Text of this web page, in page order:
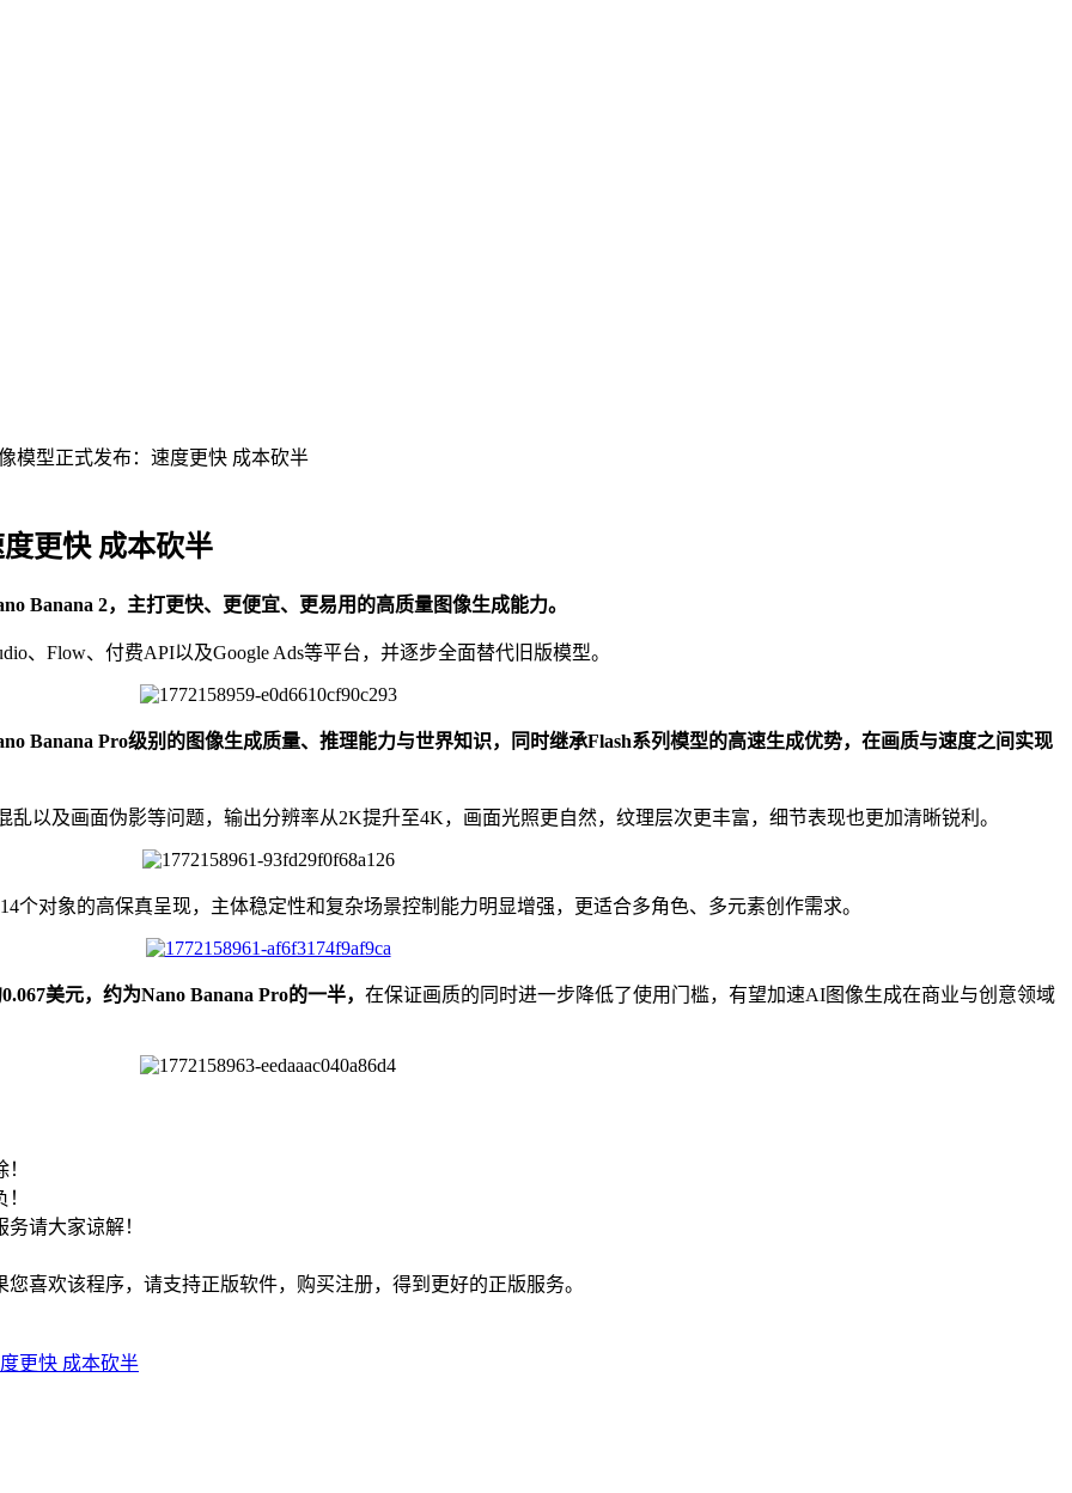
模型正式发布：速度更快 成本砍半
更快 成本砍半
Banana 2，主打更快、更便宜、更易用的高质量图像生成能力。
、Flow、付费API以及Google Ads等平台，并逐步全面替代旧版模型。
Banana Pro级别的图像生成质量、推理能力与世界知识，同时继承Flash系列模型的高速生成优势，在画质与速度之间实现
乱以及画面伪影等问题，输出分辨率从2K提升至4K，画面光照更自然，纹理层次更丰富，细节表现也更加清晰锐利。
个对象的高保真呈现，主体稳定性和复杂场景控制能力明显增强，更适合多角色、多元素创作需求。
美元，约为Nano Banana Pro的一半， 在保证画质的同时进一步降低了使用门槛，有望加速AI图像生成在商业与创意领域
请大家谅解！
喜欢该程序，请支持正版软件，购买注册，得到更好的正版服务。
更快 成本砍半